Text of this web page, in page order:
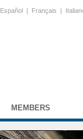
Español | Français |
MEMBERS